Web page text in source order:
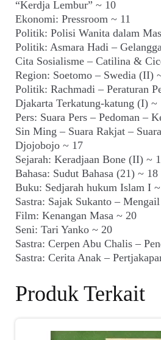
“Kerdja Lembur” ~ 10
Ekonomi: Pressroom ~ 11
Politik: Polisi Wanita dalam
Politik: Asmara Hadi –
Cita Sosialisme – Catilina &
Region: Soetomo – Swedia (II)
Politik: Rachmadi – Peraturan
Djakarta Terkatung-katung (I) ~
Pers: Suara Pers – Pedoman –
Sin Ming – Suara Rakjat –
Djojobojo ~ 17
Sejarah: Keradjaan Bone (II) ~
Bahasa: Sudut Bahasa (21) ~ 18
Buku: Sedjarah hukum Islam I
Sastra: Sajak Sukanto –
Film: Kenangan Masa ~ 20
Seni: Tari Yanko ~ 20
Sastra: Cerpen Abu Chalis –
Sastra: Cerita Anak –
Produk Terkait